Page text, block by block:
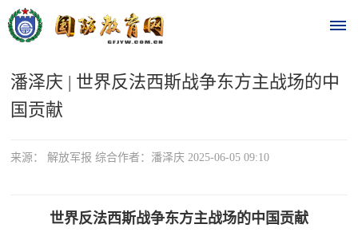
首
时
要
潘泽庆 | 世界反法西斯战争东方主战场的中
国贡献
来源： 解放军报 综合作者：潘泽庆 2025-06-05 09:10
世界反法西斯战争东方主战场的中国贡献